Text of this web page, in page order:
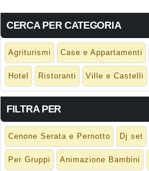
CERCA PER CATEGORIA
Agriturismi Case e Appartamenti
Hotel Ristoranti Ville e Castelli
FILTRA PER
Cenone Serata e Pernotto Dj set
Per Gruppi Animazione Bambini